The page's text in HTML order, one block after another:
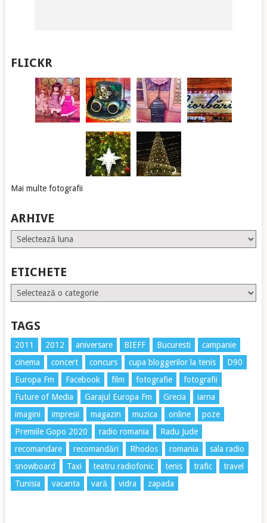
FLICKR
Mai multe fotografii
ARHIVE
Arhive
ETICHETE
Etichete
TAGS
2011 2012 aniversare BIEFF Bucuresti
campanie
cinema
concert concurs cupa bloggerilor la tenis
D90
Europa Fm
Facebook film fotografie
fotografii
Future of Media
Garajul Europa Fm Grecia
iarna
imagini
impresii magazin muzica online
poze
Premiile Gopo 2020
radio romania
Radu Jude
recomandare
recomandări Rhodos romania
sala radio
snowboard
Taxi teatru radiofonic tenis trafic
travel
Tunisia
vacanta vară vidra zapada